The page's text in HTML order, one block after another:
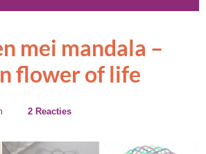
mei mandala –
flower of life
2 Reacties